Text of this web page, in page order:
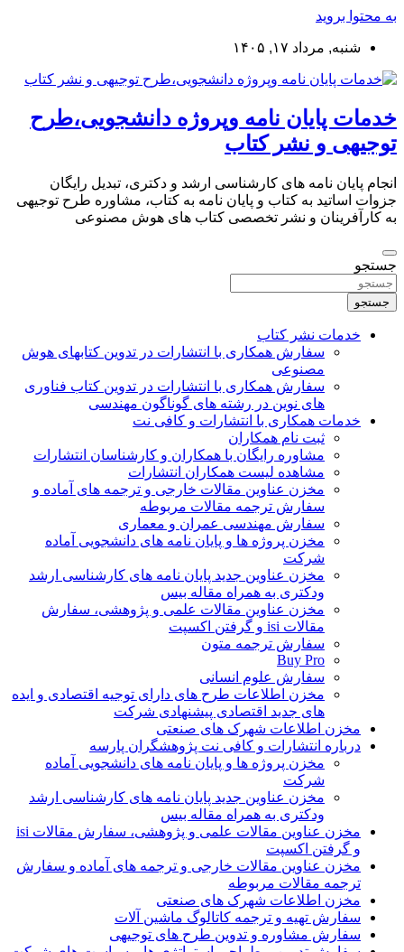
به محتوا بروید
شنبه, مرداد ۱۷, ۱۴۰۵
خدمات پایان نامه وپروژه دانشجویی،طرح
توجیهی و نشر کتاب
انجام پایان نامه های کارشناسی ارشد و دکتری، تبدیل رایگان
جزوات اساتید به کتاب و پایان نامه به کتاب، مشاوره طرح توجیهی
به کارآفرینان و نشر تخصصی کتاب های هوش مصنوعی
جستجو
جستجو
خدمات نشر کتاب
سفارش همکاری با انتشارات در تدوین کتابهای هوش
مصنوعی
سفارش همکاری با انتشارات در تدوین کتاب فناوری
های نوین در رشته های گوناگون مهندسی
خدمات همکاری با انتشارات و کافی نت
ثبت نام همکاران
مشاوره رایگان با همکاران و کارشناسان انتشارات
مشاهده لیست همکاران انتشارات
مخزن عناوین مقالات خارجی و ترجمه های آماده و
سفارش ترجمه مقالات مربوطه
سفارش مهندسی عمران و معماری
مخزن پروژه ها و پایان نامه های دانشجویی آماده
شرکت
مخزن عناوین جدید پایان نامه های کارشناسی ارشد
ودکتری به همراه مقاله بیس
مخزن عناوین مقالات علمی و پژوهشی، سفارش
مقالات isi و گرفتن اکسپت
سفارش ترجمه متون
Buy Pro
سفارش علوم انسانی
مخزن اطلاعات طرح های دارای توجیه اقتصادی و ایده
های جدید اقتصادی پیشنهادی شرکت
مخزن اطلاعات شهرک های صنعتی
درباره انتشارات و کافی نت پژوهشگران پارسه
مخزن پروژه ها و پایان نامه های دانشجویی آماده
شرکت
مخزن عناوین جدید پایان نامه های کارشناسی ارشد
ودکتری به همراه مقاله بیس
مخزن عناوین مقالات علمی و پژوهشی، سفارش مقالات isi
و گرفتن اکسپت
مخزن عناوین مقالات خارجی و ترجمه های آماده و سفارش
ترجمه مقالات مربوطه
مخزن اطلاعات شهرک های صنعتی
سفارش تهیه و ترجمه کاتالوگ ماشین آلات
سفارش مشاوره و تدوین طرح های توجیهی